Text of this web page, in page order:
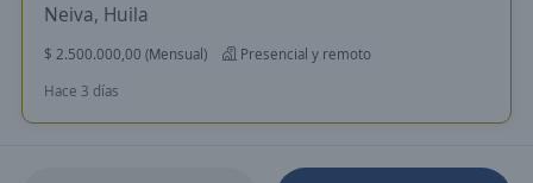
Neiva, Huila
$ 2.500.000,00 (Mensual)
Presencial y remoto
Hace 3 días